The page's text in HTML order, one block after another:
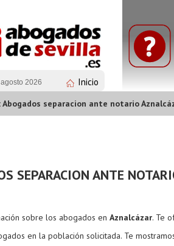
2026 Inicio
Abogados separacion ante notario
SEPARACION ANTE
sobre los abogados en Aznalcázar. Te
en la población solicitada. Te